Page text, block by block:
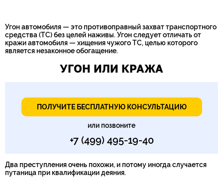
Угон автомобиля — это противоправный захват транспортного
средства (ТС) без целей наживы. Угон следует отличать от
кражи автомобиля — хищения чужого ТС, целью которого
является незаконное обогащение.
УГОН ИЛИ КРАЖА
ПОЛУЧИТЕ БЕСПЛАТНУЮ КОНСУЛЬТАЦИЮ
или позвоните
+7 (499) 495-19-40
Два преступления очень похожи, и потому иногда случается
путаница при квалификации деяния.